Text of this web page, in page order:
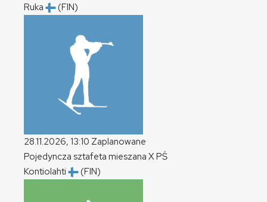
Ruka
(FIN)
28.11.2026, 13:10 Zaplanowane
Pojedyncza sztafeta mieszana XPŚ
Kontiolahti
(FIN)